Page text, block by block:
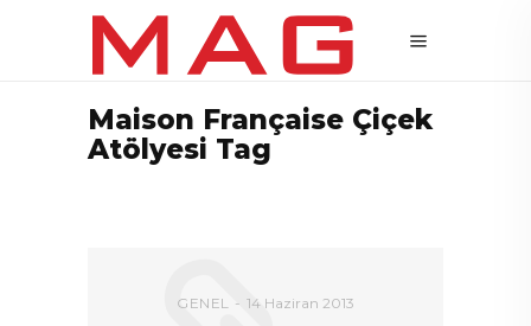
Maison Française Çiçek
Atölyesi Tag
GENEL 14 Haziran 2013